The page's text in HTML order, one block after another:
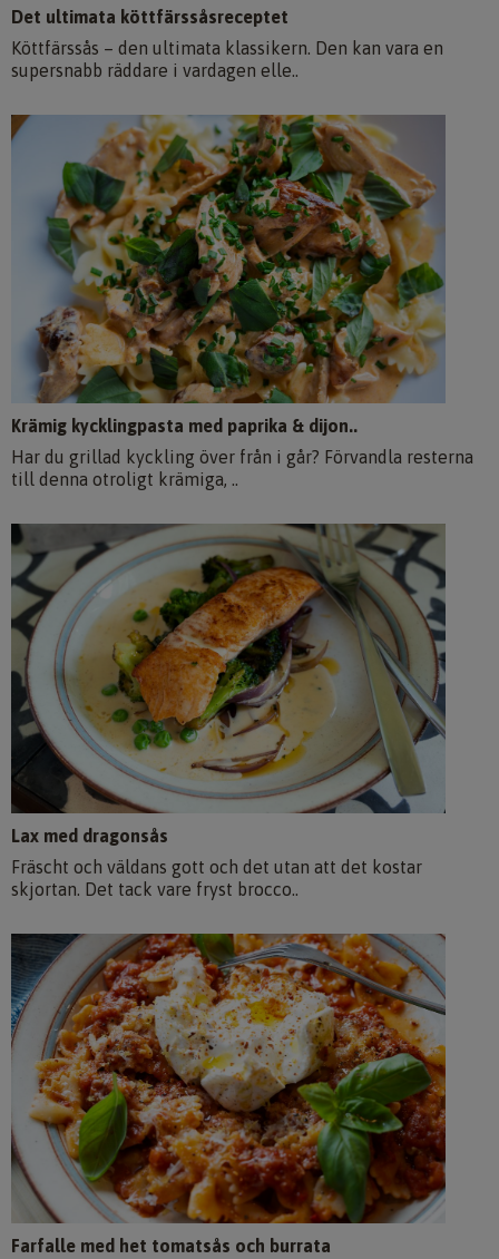
Det ultimata köttfärssåsreceptet
Köttfärssås – den ultimata klassikern. Den kan vara en
supersnabb räddare i vardagen elle..
Krämig kycklingpasta med paprika & dijon..
Har du grillad kyckling över från i går? Förvandla resterna
till denna otroligt krämiga, ..
Lax med dragonsås
Fräscht och väldans gott och det utan att det kostar
skjortan. Det tack vare fryst brocco..
Farfalle med het tomatsås och burrata